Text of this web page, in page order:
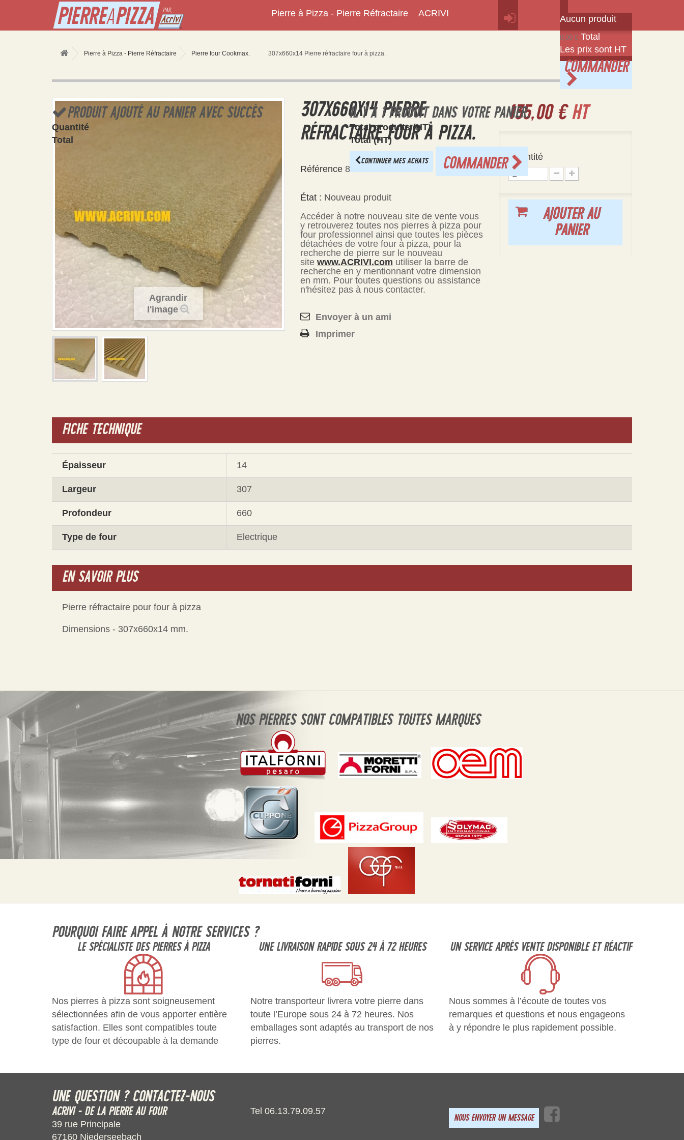
Pierre à Pizza - Pierre Réfractaire ACRIVI
Aucun produit
0,00 € Total
Les prix sont HT
COMMANDER
PRODUIT AJOUTÉ AU PANIER AVEC SUCCÈS
Quantité
Total
IL Y A 1 PRODUIT DANS VOTRE PANIER.
Total produits (HT)
Total (HT)
CONTINUER MES ACHATS COMMANDER
Pierre à Pizza - Pierre Réfractaire Pierre four Cookmax. 307x660x14 Pierre réfractaire four à pizza.
Agrandir
l'image
307X660X14 PIERRE
RÉFRACTAIRE FOUR À PIZZA.
Référence 850060R
État : Nouveau produit
Accéder à notre nouveau site de vente vous
y retrouverez toutes nos pierres à pizza pour
four professionnel ainsi que toutes les pièces
détachées de votre four à pizza, pour la
recherche de pierre sur le nouveau
site www.ACRIVI.com utiliser la barre de
recherche en y mentionnant votre dimension
en mm. Pour toutes questions ou assistance
n'hésitez pas à nous contacter.
Envoyer à un ami
Imprimer
135,00 €HT
Quantité
AJOUTER AU
PANIER
FICHE TECHNIQUE
Épaisseur 14
Largeur 307
Profondeur 660
Type de four Electrique
EN SAVOIR PLUS
Pierre réfractaire pour four à pizza
Dimensions - 307x660x14 mm.
NOS PIERRES SONT COMPATIBLES TOUTES MARQUES
POURQUOI FAIRE APPEL À NOTRE SERVICES ?
LE SPÉCIALISTE DES PIERRES À PIZZA
Nos pierres à pizza sont soigneusement
sélectionnées afin de vous apporter entière
satisfaction. Elles sont compatibles toute
type de four et découpable à la demande
UNE LIVRAISON RAPIDE SOUS 24 À 72 HEURES
Notre transporteur livrera votre pierre dans
toute l’Europe sous 24 à 72 heures. Nos
emballages sont adaptés au transport de nos
pierres.
UN SERVICE APRÈS VENTE DISPONIBLE ET RÉACTIF
Nous sommes à l’écoute de toutes vos
remarques et questions et nous engageons
à y répondre le plus rapidement possible.
UNE QUESTION ? CONTACTEZ-NOUS
ACRIVI - DE LA PIERRE AU FOUR
39 rue Principale
67160 Niederseebach
Tel 06.13.79.09.57
NOUS ENVOYER UN MESSAGE